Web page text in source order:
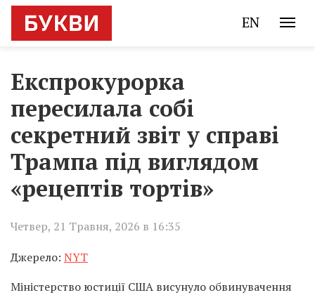
EN
Експрокурорка
пересилала собі
секретний звіт у справі
Трампа під виглядом
«рецептів тортів»
Четвер, 21 Травня, 2026 в 16:35
Джерело: NYT
Міністерство юстиції США висунуло обвинувачення